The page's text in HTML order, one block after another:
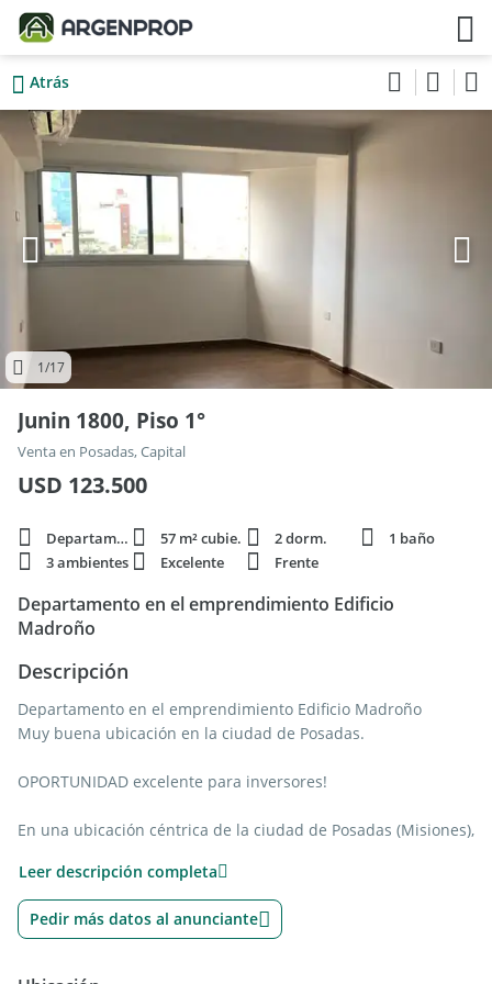
Atrás
1/17
Junin 1800, Piso 1°
Venta en Posadas, Capital
USD 123.500
Departamento 57 m² cubie. 2 dorm.
1 baño
3 ambientes
Excelente Frente
Departamento en el emprendimiento Edificio
Madroño
Descripción
Departamento en el emprendimiento Edificio Madroño
Muy buena ubicación en la ciudad de Posadas.
OPORTUNIDAD excelente para inversores!
En una ubicación céntrica de la ciudad de Posadas (Misiones),
el primer piso del edificio El Madroño, sobre calle Junín
N°1864 a una cuadra de la plaza San Martín.
Características del departamento:
Leer descripción completa
Pedir más datos al anunciante